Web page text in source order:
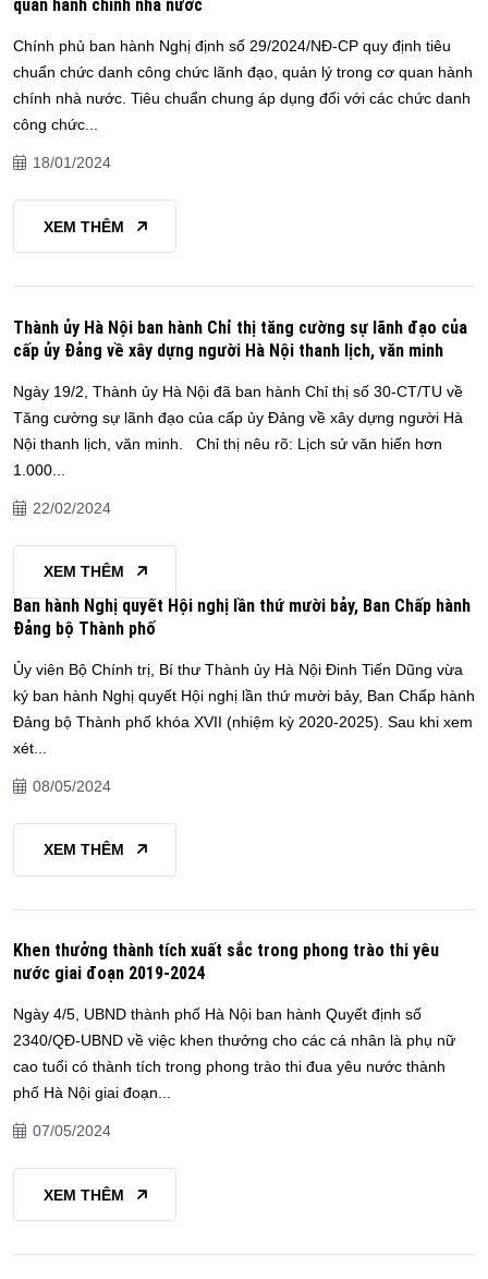
quan hành chính nhà nước
Chính phủ ban hành Nghị định số 29/2024/NĐ-CP quy định tiêu
chuẩn chức danh công chức lãnh đạo, quản lý trong cơ quan hành
chính nhà nước. Tiêu chuẩn chung áp dụng đối với các chức danh
công chức...
18/01/2024
XEM THÊM
Thành ủy Hà Nội ban hành Chỉ thị tăng cường sự lãnh đạo của
cấp ủy Đảng về xây dựng người Hà Nội thanh lịch, văn minh
Ngày 19/2, Thành ủy Hà Nội đã ban hành Chỉ thị số 30-CT/TU về
Tăng cường sự lãnh đạo của cấp ủy Đảng về xây dựng người Hà
Nội thanh lịch, văn minh. Chỉ thị nêu rõ: Lịch sử văn hiến hơn
1.000...
22/02/2024
XEM THÊM
Ban hành Nghị quyết Hội nghị lần thứ mười bảy, Ban Chấp hành
Đảng bộ Thành phố
Ủy viên Bộ Chính trị, Bí thư Thành ủy Hà Nội Đinh Tiến Dũng vừa
ký ban hành Nghị quyết Hội nghị lần thứ mười bảy, Ban Chấp hành
Đảng bộ Thành phố khóa XVII (nhiệm kỳ 2020-2025). Sau khi xem
xét...
08/05/2024
XEM THÊM
Khen thưởng thành tích xuất sắc trong phong trào thi yêu
nước giai đoạn 2019-2024
Ngày 4/5, UBND thành phố Hà Nội ban hành Quyết định số
2340/QĐ-UBND về việc khen thưởng cho các cá nhân là phụ nữ
cao tuổi có thành tích trong phong trào thi đua yêu nước thành
phố Hà Nội giai đoạn...
07/05/2024
XEM THÊM